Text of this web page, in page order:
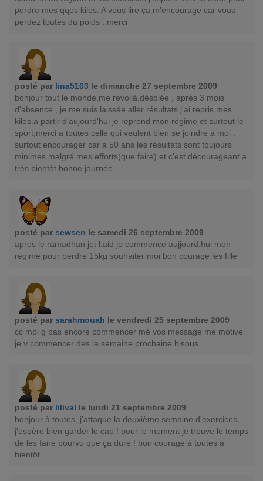
perdre mes qqes kilos. A vous lire ça m'encourage car vous
perdez toutes du poids . merci
posté par lina5103 le dimanche 27 septembre 2009
bonjour tout le monde,me revoilà,désolée , après 3 mois
d'absence , je me suis laissée aller résultats j'ai repris mes
kilos.a partir d'aujourd'hui je reprend mon régime et surtout le
sport,merci a toutes celle qui veulent bien se joindre a moi ,
surtout encourager car a 50 ans les résultats sont toujours
minimes malgré mes efforts(que faire) et c'est décourageant.a
très bientôt.bonne journée.
posté par sewsen le samedi 26 septembre 2009
apres le ramadhan jet l.aid je commence aujjourd.hui mon
regime pour perdre 15kg souhaiter moi bon courage les fille
posté par sarahmouah le vendredi 25 septembre 2009
cc moi g pas encore commencer mé vos message me motive
je v commencer des la semaine prochaine bisous
posté par lilival le lundi 21 septembre 2009
bonjour à toutes, j'attaque la deuxième semaine d'exercices,
j'espère bien garder le cap ! pour le moment je trouve le temps
de les faire pourvu que ça dure ! bon courage à toutes à
bientôt